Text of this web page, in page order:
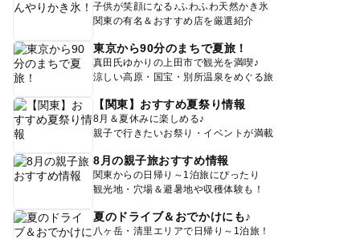
子供が笑顔になる♪ふわふわ天然かき氷
関東の有名＆おすすめ店を厳選紹介
東京から90分のまちで夏旅！
真田氏ゆかりの上田市で観光を満喫♪
涼しい高原・国宝・別所温泉をめぐる旅
【関東】おすすめ夏祭り情報
8月＆夏休みに楽しめる♪
親子で行きたいお祭り・イベントが満載
8月の親子旅おすすめ情報
関東からの日帰り～1泊旅にぴったり
観光地・穴場＆避暑地や収穫体験も！
夏のドライブ＆おでかけにも♪
八ヶ岳・清里エリアで日帰り～1泊旅！